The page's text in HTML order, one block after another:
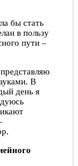
бы стать
в пользу
пути –
В
день я